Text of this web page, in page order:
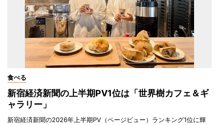
食べる
新宿経済新聞の上半期PV1位は「世界樹カフェ＆ギ
ャラリー」
新宿経済新聞の2026年上半期PV（ページビュー）ランキング1位に輝